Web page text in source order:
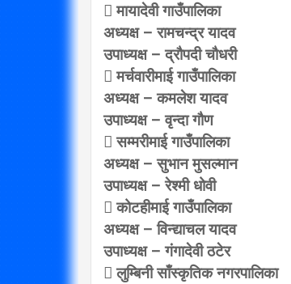
 मायादेवी गाउँपालिका
अध्यक्ष – रामचन्द्र यादव
उपाध्यक्ष – द्रौपदी चौधरी
 मर्चवारीमाई गाउँपालिका
अध्यक्ष – कमलेश यादव
उपाध्यक्ष – वृन्दा गौण
 सम्मरीमाई गाउँपालिका
अध्यक्ष – सुभान मुसल्मान
उपाध्यक्ष – रेश्मी धोवी
 कोटहीमाई गाउँपालिका
अध्यक्ष – विन्द्याचल यादव
उपाध्यक्ष – गंगादेवी ठटेर
 लुम्बिनी साँस्कृतिक नगरपालिका